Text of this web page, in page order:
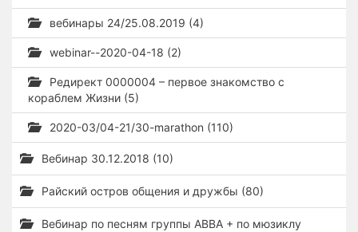
вебинары 24/25.08.2019 (4)
webinar--2020-04-18 (2)
Редирект 0000004 – первое знакомство с
кораблем Жизни (5)
2020-03/04-21/30-marathon (110)
Вебинар 30.12.2018 (10)
Райский остров общения и дружбы (80)
Вебинар по песням группы ABBA + по мюзиклу